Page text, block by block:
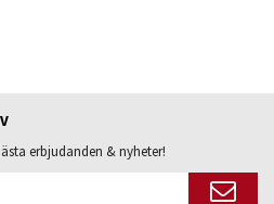
erbjudanden & nyheter!